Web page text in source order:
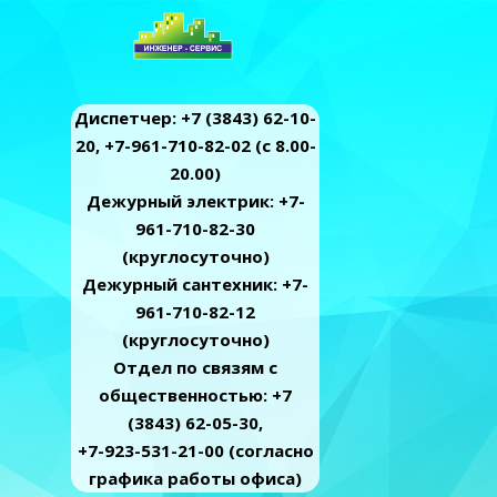
Диспетчер: +7 (3843) 62-10-
20, +7-961-710-82-02 (c 8.00-
20.00)
Дежурный электрик: +7-
961-710-82-30
(круглосуточно)
Дежурный сантехник: +7-
961-710-82-12
(круглосуточно)
Отдел по связям с
общественностью: +7
(3843) 62-05-30,
+7-923-531-21-00 (согласно
графика работы офиса)